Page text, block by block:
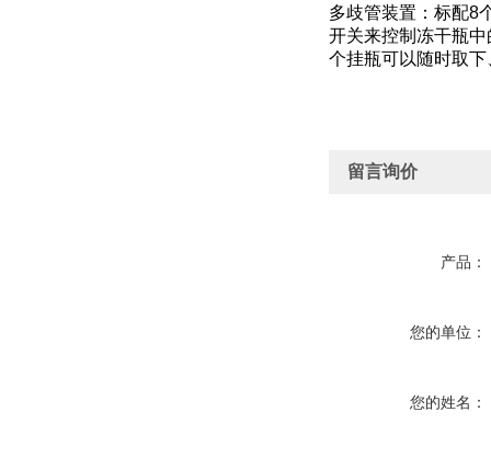
多歧管装置：标配8
开关来控制冻干瓶
个挂瓶可以随时取
留言询价
产品：
您的单位：
您的姓名：